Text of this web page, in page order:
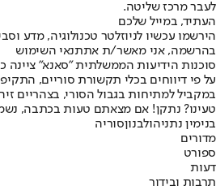
לעבר מרכז שליטה.
העתיד, במייל שלכם
הירשמו עכשיו לניוזלטר טכנולוגיה, מדע
בהרשמה, אני מאשר/ת אתתנאי השימוש
סוכנות הידיעות הממשלתית "סאנא"
על פי דיווחים בכלי תקשורת סוריים,
במקביל למתיחות בגבול הסורי, בצהריים
טעינו? נתקן! אם מצאתם טעות בכתבה,
בנימין נתניהולבנוןסוריה
מדורים
ספורט
דעות
תרבות ובידור